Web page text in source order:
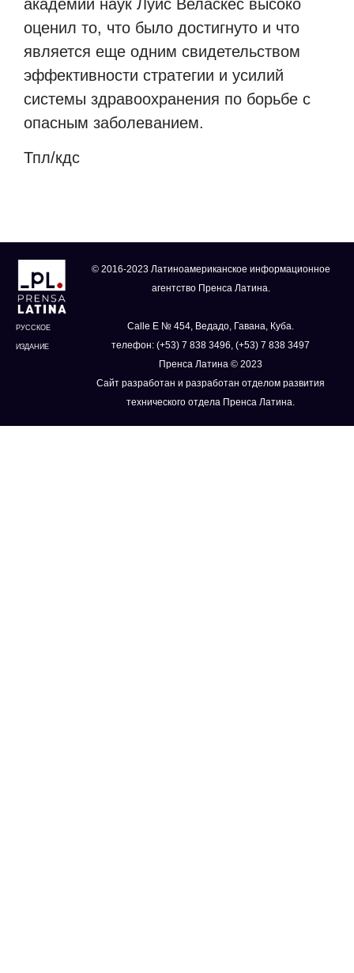
академии наук Луис Веласкес высоко
оценил то, что было достигнуто и что
является еще одним свидетельством
эффективности стратегии и усилий
системы здравоохранения по борьбе с
опасным заболеванием.
Тпл/кдс
РУССКОЕ
ИЗДАНИЕ
© 2016-2023 Латиноамериканское информационное
агентство Пренса Латина.
Calle E № 454, Ведадо, Гавана, Куба.
телефон: (+53) 7 838 3496, (+53) 7 838 3497
Пренса Латина © 2023
Сайт разработан и разработан отделом развития
технического отдела Пренса Латина.